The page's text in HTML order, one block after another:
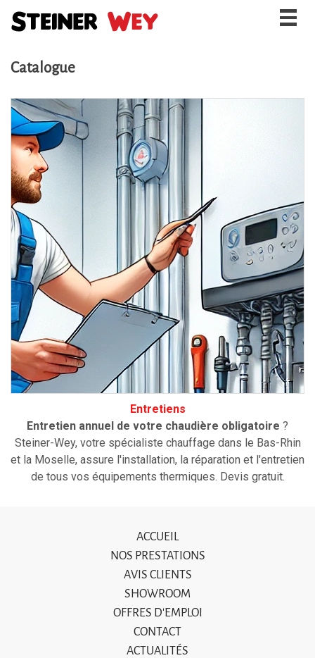
Catalogue
Entretiens
Entretien annuel de votre chaudière obligatoire ?
Steiner-Wey, votre spécialiste chauffage dans le Bas-Rhin
et la Moselle, assure l'installation, la réparation et l'entretien
de tous vos équipements thermiques. Devis gratuit.
ACCUEIL
NOS PRESTATIONS
AVIS CLIENTS
SHOWROOM
OFFRES D'EMPLOI
CONTACT
ACTUALITÉS